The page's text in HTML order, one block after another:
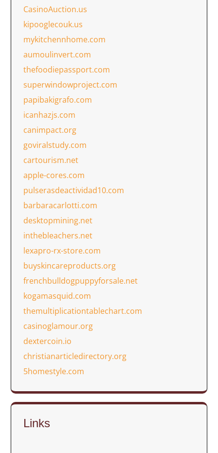
CasinoAuction.us
kipooglecouk.us
mykitchennhome.com
aumoulinvert.com
thefoodiepassport.com
superwindowproject.com
papibakigrafo.com
icanhazjs.com
canimpact.org
goviralstudy.com
cartourism.net
apple-cores.com
pulserasdeactividad10.com
barbaracarlotti.com
desktopmining.net
inthebleachers.net
lexapro-rx-store.com
buyskincareproducts.org
frenchbulldogpuppyforsale.net
kogamasquid.com
themultiplicationtablechart.com
casinoglamour.org
dextercoin.io
christianarticledirectory.org
5homestyle.com
Links